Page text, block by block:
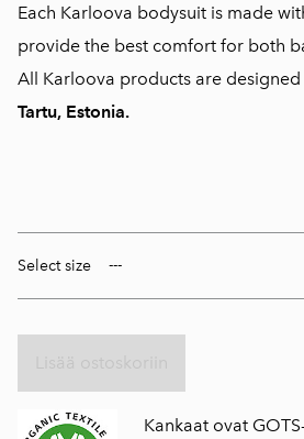
Each Karloova bodysuit is made
provide the best comfort for both
All Karloova products are
Tartu, Estonia.
Select size
Kankaat ovat